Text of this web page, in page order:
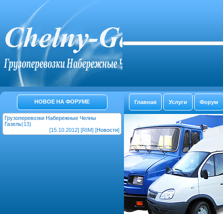
НОВОЕ НА ФОРУМЕ
Грузоперевозки Набережные Челны
Газель(13)
[15.10.2012] [RIM] [Новости]
Главная Услуги Форум